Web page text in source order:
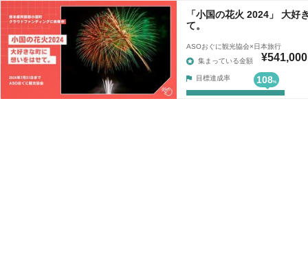
「小国の花火 2024」 大好
て。
ASOおぐに観光協会×日本旅行
集まっている金額
¥541,000
目標達成率 108%